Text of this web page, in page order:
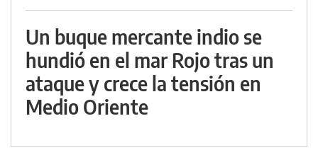
Un buque mercante indio se
hundió en el mar Rojo tras un
ataque y crece la tensión en
Medio Oriente